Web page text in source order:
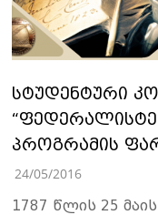
სტუდენტური
პროგრამის
24/05/2016
1787 წლის 25